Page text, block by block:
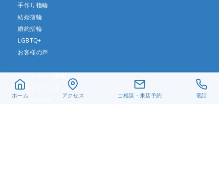
手作り指輪
結婚指輪
婚約指輪
LGBTQ+
お客様の声
真珠ネックレス
ベビーリング
ホーム アクセス ご相談・来店予約 電話